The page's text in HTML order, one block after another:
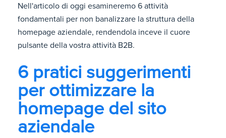
Nell'articolo di oggi esamineremo 6 attività
fondamentali per non banalizzare la struttura della
homepage aziendale, rendendola inceve il cuore
pulsante della vostra attività B2B.
6 pratici suggerimenti
per ottimizzare la
homepage del sito
aziendale